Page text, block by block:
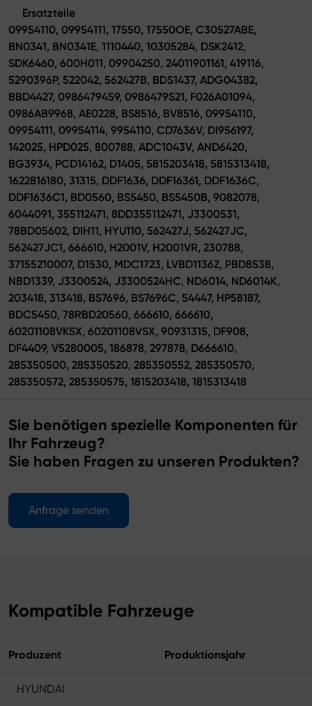
Ersatzteile
09954110, 09954111, 17550, 17550OE, C30527ABE,
BN0341, BN0341E, 1110440, 10305284, DSK2412,
SDK6460, 600H011, 09904250, 24011901161, 419116,
5290396P, 522042, 562427B, BDS1437, ADG04382,
BBD4427, 0986479459, 0986479S21, F026A01094,
0986AB9968, AE0228, BS8516, BV8516, 09954110,
09954111, 09954114, 9954110, CD7636V, DI956197,
142025, HPD025, 800788, ADC1043V, AND6420,
BG3934, PCD14162, D1405, 5815203418, 5815313418,
1622816180, 31315, DDF1636, DDF16361, DDF1636C,
DDF1636C1, BD0560, BS5450, BS5450B, 9082078,
6044091, 355112471, 8DD355112471, J3300531,
78BD05602, DIH11, HYU110, 562427J, 562427JC,
562427JC1, 666610, H2001V, H2001VR, 230788,
37155210007, D1530, MDC1723, LVBD1136Z, PBD8538,
NBD1339, J3300524, J3300524HC, ND6014, ND6014K,
203418, 313418, BS7696, BS7696C, 54447, HP58187,
BDC5450, 78RBD20560, 666610, 666610,
60201108VKSX, 60201108VSX, 90931315, DF908,
DF4409, V5280005, 186878, 297878, D666610,
285350500, 285350520, 285350552, 285350570,
285350572, 285350575, 1815203418, 1815313418
Sie benötigen spezielle Komponenten für
Ihr Fahrzeug?
Sie haben Fragen zu unseren Produkten?
Anfrage senden
Kompatible Fahrzeuge
Produzent Produktionsjahr
HYUNDAI